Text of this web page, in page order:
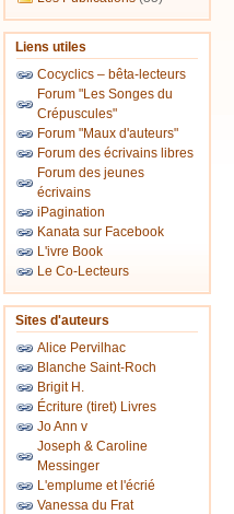
Liens utiles
Cocyclics – bêta-lecteurs
Forum "Les Songes du
Crépuscules"
Forum "Maux d'auteurs"
Forum des écrivains libres
Forum des jeunes
écrivains
iPagination
Kanata sur Facebook
L'ivre Book
Le Co-Lecteurs
Sites d'auteurs
Alice Pervilhac
Blanche Saint-Roch
Brigit H.
Écriture (tiret) Livres
Jo Ann v
Joseph & Caroline
Messinger
L'emplume et l'écrié
Vanessa du Frat